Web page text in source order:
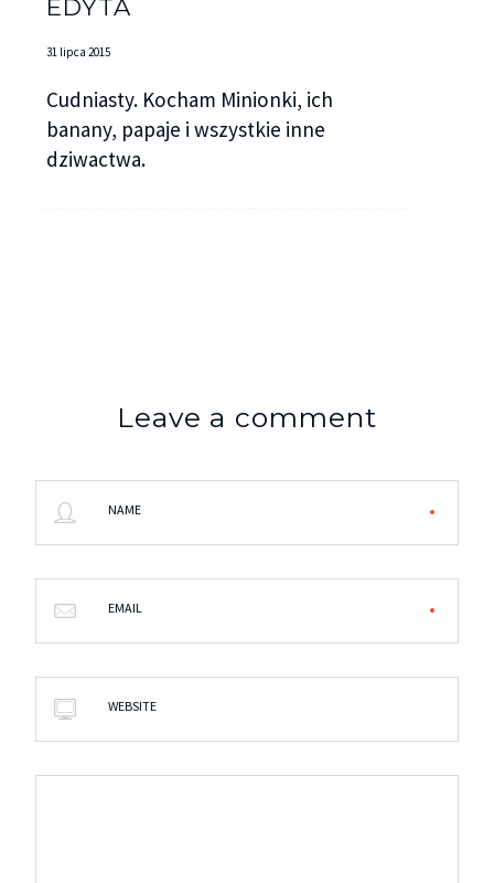
EDYTA
31 lipca 2015
Cudniasty. Kocham Minionki, ich
banany, papaje i wszystkie inne
dziwactwa.
Leave a comment
NAME
EMAIL
WEBSITE